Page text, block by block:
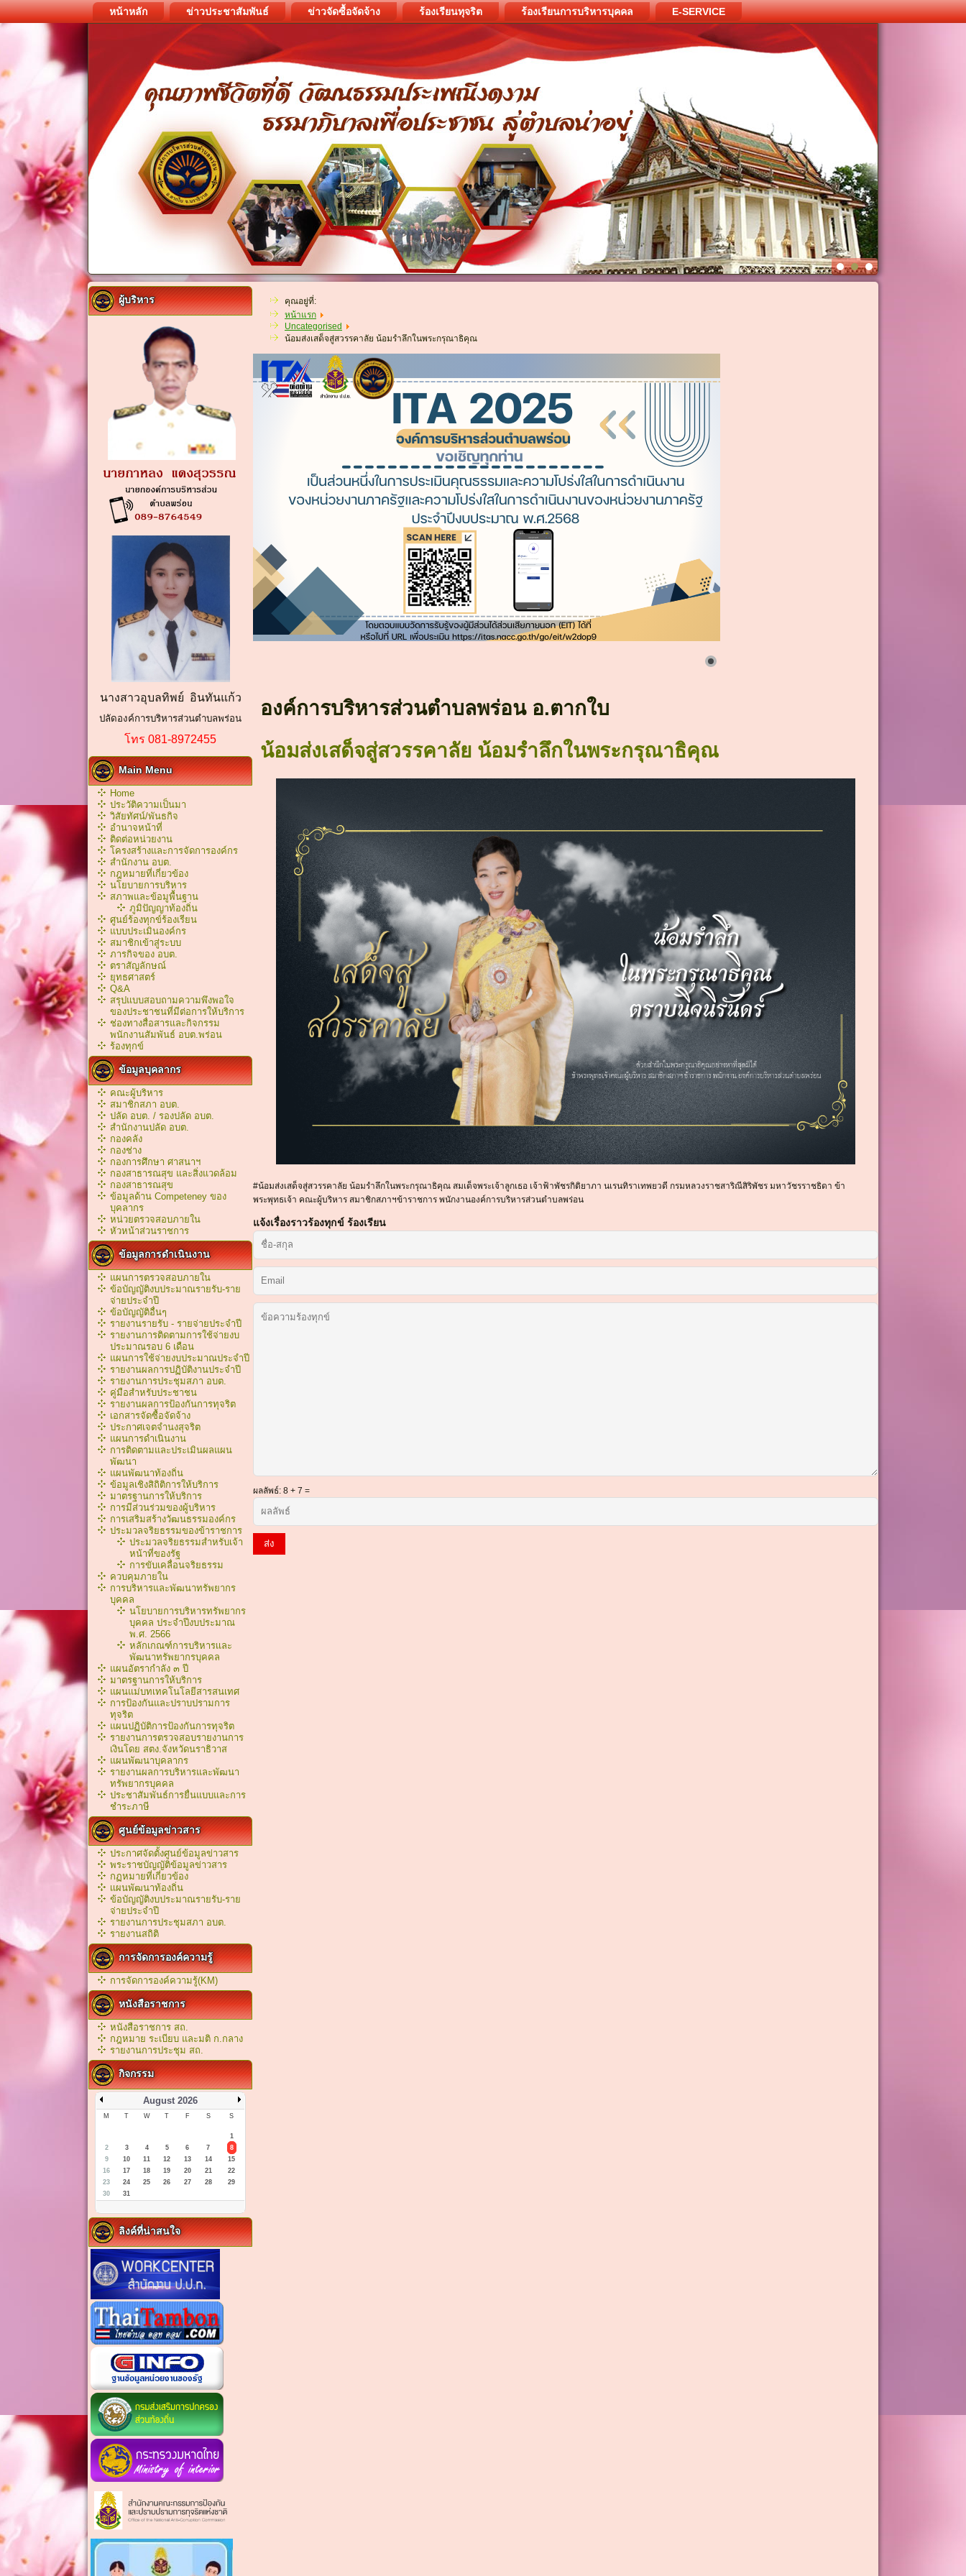
หน้าหลัก ข่าวประชาสัมพันธ์ ข่าวจัดซื้อจัดจ้าง ร้องเรียนทุจริต ร้องเรียนการบริหารบุคคล E-SERVICE
ผู้บริหาร
นางสาวอุบลทิพย์ อินทันแก้ว
ปลัดองค์การบริหารส่วนตำบลพร่อน
โทร 081-8972455
Main Menu
Home
ประวัติความเป็นมา
วิสัยทัศน์/พันธกิจ
อำนาจหน้าที่
ติดต่อหน่วยงาน
โครงสร้างและการจัดการองค์กร
สำนักงาน อบต.
กฎหมายที่เกี่ยวข้อง
นโยบายการบริหาร
สภาพและข้อมูพื้นฐาน
ภูมิปัญญาท้องถิ่น
ศูนย์ร้องทุกข์ร้องเรียน
แบบประเมินองค์กร
สมาชิกเข้าสู่ระบบ
ภารกิจของ อบต.
ตราสัญลักษณ์
ยุทธศาสตร์
Q&A
สรุปแบบสอบถามความพึงพอใจ
ของประชาชนที่มีต่อการให้บริการ
ช่องทางสื่อสารและกิจกรรม
พนักงานสัมพันธ์ อบต.พร่อน
ร้องทุกข์
ข้อมูลบุคลากร
คณะผู้บริหาร
สมาชิกสภา อบต.
ปลัด อบต. / รองปลัด อบต.
สำนักงานปลัด อบต.
กองคลัง
กองช่าง
กองการศึกษา ศาสนาฯ
กองสาธารณสุข และสิ่งแวดล้อม
กองสาธารณสุข
ข้อมูลด้าน Competeney ของ
บุคลากร
หน่วยตรวจสอบภายใน
หัวหน้าส่วนราชการ
ข้อมูลการดำเนินงาน
แผนการตรวจสอบภายใน
ข้อบัญญัติงบประมาณรายรับ-ราย
จ่ายประจำปี
ข้อบัญญัติอื่นๆ
รายงานรายรับ - รายจ่ายประจำปี
รายงานการติดตามการใช้จ่ายงบ
ประมาณรอบ 6 เดือน
แผนการใช้จ่ายงบประมาณประจำปี
รายงานผลการปฏิบัติงานประจำปี
รายงานการประชุมสภา อบต.
คู่มือสำหรับประชาชน
รายงานผลการป้องกันการทุจริต
เอกสารจัดซื้อจัดจ้าง
ประกาศเจตจำนงสุจริต
แผนการดำเนินงาน
การติดตามและประเมินผลแผน
พัฒนา
แผนพัฒนาท้องถิ่น
ข้อมูลเชิงสิถิติการให้บริการ
มาตรฐานการให้บริการ
การมีส่วนร่วมของผู้บริหาร
การเสริมสร้างวัฒนธรรมองค์กร
ประมวลจริยธรรมของข้าราชการ
ประมวลจริยธรรมสำหรับเจ้า
หน้าที่ของรัฐ
การขับเคลื่อนจริยธรรม
ควบคุมภายใน
การบริหารและพัฒนาทรัพยากร
บุคคล
นโยบายการบริหารทรัพยากร
บุคคล ประจำปีงบประมาณ
พ.ศ. 2566
หลักเกณฑ์การบริหารเเละ
พัฒนาทรัพยากรบุคคล
แผนอัตรากำลัง ๓ ปี
มาตรฐานการให้บริการ
แผนแม่บทเทคโนโลยีสารสนเทศ
การป้องกันและปราบปรามการ
ทุจริต
แผนปฏิบัติการป้องกันการทุจริต
รายงานการตรวจสอบรายงานการ
เงินโดย สตง.จังหวัดนราธิวาส
แผนพัฒนาบุคลากร
รายงานผลการบริหารและพัฒนา
ทรัพยากรบุคคล
ประชาสัมพันธ์การยื่นแบบและการ
ชำระภาษี
ศูนย์ข้อมูลข่าวสาร
ประกาศจัดตั้งศูนย์ข้อมูลข่าวสาร
พระราชบัญญัติข้อมูลข่าวสาร
กฏหมายที่เกี่ยวข้อง
เเผนพัฒนาท้องถิ่น
ข้อบัญญัติงบประมาณรายรับ-ราย
จ่ายประจำปี
รายงานการประชุมสภา อบต.
รายงานสถิติ
การจัดการองค์ความรู้
การจัดการองค์ความรู้(KM)
หนังสือราชการ
หนังสือราชการ สถ.
กฎหมาย ระเบียบ และมติ ก.กลาง
รายงานการประชุม สถ.
กิจกรรม
August 2026
M T W T F S S
1
2
3 4 5 6 7
8
9
10 11 12 13 14
15
16
17 18 19 20 21
22
23
24 25 26 27 28
29
30
31
ลิงค์ที่น่าสนใจ
คุณอยู่ที่:
หน้าแรก
Uncategorised
น้อมส่งเสด็จสู่สวรรคาลัย น้อมรำลึกในพระกรุณาธิคุณ
องค์การบริหารส่วนตำบลพร่อน อ.ตากใบ
น้อมส่งเสด็จสู่สวรรคาลัย น้อมรำลึกในพระกรุณาธิคุณ
#น้อมส่งเสด็จสู่สวรรคาลัย น้อมรำลึกในพระกรุณาธิคุณ สมเด็จพระเจ้าลูกเธอ เจ้าฟ้าพัชรกิติยาภา นเรนทิราเทพยวดี กรมหลวงราชสาริณีสิริพัชร มหาวัชรราชธิดา ข้า
พระพุทธเจ้า คณะผู้บริหาร สมาชิกสภาฯข้าราชการ พนักงานองค์การบริหารส่วนตำบลพร่อน
แจ้งเรื่องราวร้องทุกข์ ร้องเรียน
ผลลัพธ์: 8 + 7 =
ส่ง